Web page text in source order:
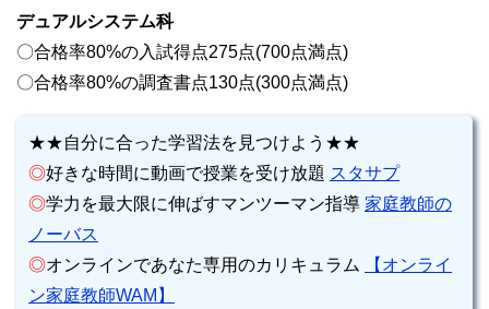
デュアルシステム科
〇合格率80%の入試得点275点(700点満点)
〇合格率80%の調査書点130点(300点満点)
★★自分に合った学習法を見つけよう★★
◎好きな時間に動画で授業を受け放題 スタサプ
◎学力を最大限に伸ばすマンツーマン指導 家庭教師の
ノーバス
◎オンラインであなた専用のカリキュラム
【オンライ
ン家庭教師WAM】